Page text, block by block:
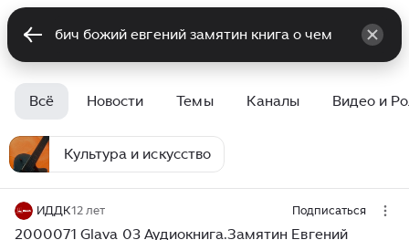
Всё Новости Темы Каналы Видео и
Культура и искусство
ИДДК12 лет Подписаться
2000071 Glava 03 Аудиокнига.Замятин Евгений